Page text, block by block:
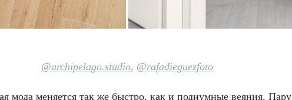
@archipelago.studio, @rafadieguezfoto
мода меняется так же быстро, как и подиумные веяния. Пару